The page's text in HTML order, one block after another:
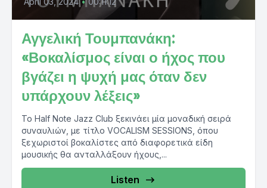
Αγγελική Τουμπανάκη:
«Βοκαλίσμος είναι ο ήχος που
βγάζει η ψυχή μας όταν δεν
υπάρχουν λέξεις»
Το Half Note Jazz Club ξεκινάει μία μοναδική σειρά
συναυλιών, με τίτλο VOCALISM SESSIONS, όπου
ξεχωριστοί βοκαλίστες από διαφορετικά είδη
μουσικής θα ανταλλάξουν ήχους,...
Listen